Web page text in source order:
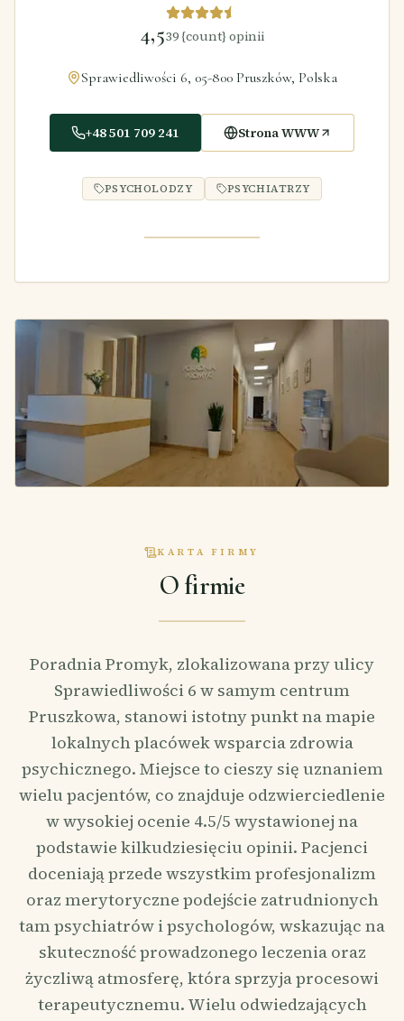
4,539 {count} opinii
Sprawiedliwości 6, 05-800 Pruszków, Polska
+48 501 709 241 Strona WWW
PSYCHOLODZY PSYCHIATRZY
KARTA FIRMY
O firmie
Poradnia Promyk, zlokalizowana przy ulicy
Sprawiedliwości 6 w samym centrum
Pruszkowa, stanowi istotny punkt na mapie
lokalnych placówek wsparcia zdrowia
psychicznego. Miejsce to cieszy się uznaniem
wielu pacjentów, co znajduje odzwierciedlenie
w wysokiej ocenie 4.5/5 wystawionej na
podstawie kilkudziesięciu opinii. Pacjenci
doceniają przede wszystkim profesjonalizm
oraz merytoryczne podejście zatrudnionych
tam psychiatrów i psychologów, wskazując na
skuteczność prowadzonego leczenia oraz
życzliwą atmosferę, która sprzyja procesowi
terapeutycznemu. Wielu odwiedzających